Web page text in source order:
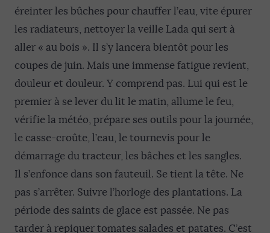
éreinter les bûches pour chauffer l’eau, vite épurer
les radiateurs, nettoyer la veille Lada qui sert à
aller « au bois ». Il s’y lancera bientôt pour les
coupes de juin. Mais une immense fatigue revient,
douleur et douleur. Y comprend pas. Lui qui est le
premier à se lever du lit le matin, allume le feu,
vérifie la météo, prépare ses outils pour la journée,
le casse-croûte, l’eau, le tournevis pour le
démarrage du tracteur, les bâches et les sangles.
Il s’enfonce dans son fauteuil. Se tient la tête. Ne
pas s’arrêter. Suivre l’horloge des plantations. La
période des saints de glace est passée. Ne pas
tarder à repiquer tomates salades et patates. C’est